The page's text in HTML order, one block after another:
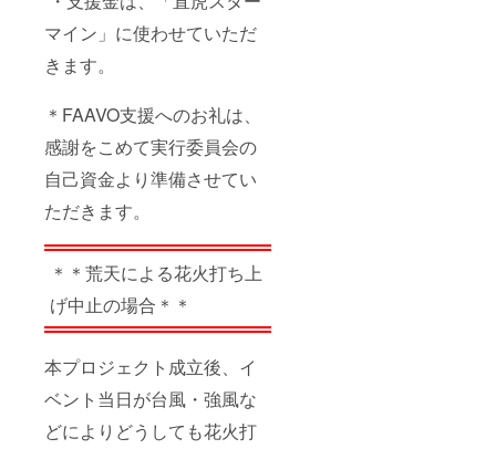
マイン」に使わせていただ
きます。
＊FAAVO支援へのお礼は、
感謝をこめて実行委員会の
自己資金より準備させてい
ただきます。
＊＊荒天による花火打ち上
げ中止の場合＊＊
本プロジェクト成立後、イ
ベント当日が台風・強風な
どによりどうしても花火打